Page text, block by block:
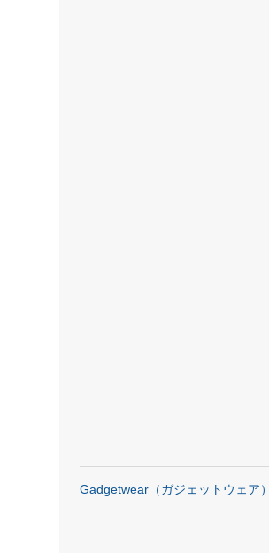
Gadgetwear（ガジェットウェア）